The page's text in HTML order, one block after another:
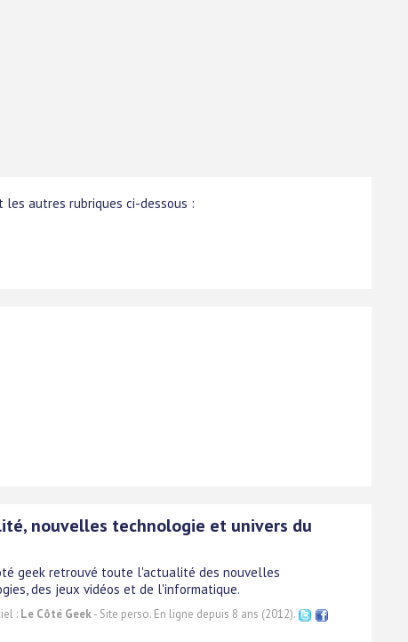
autres rubriques ci-dessous :
nouvelles technologie et univers du
geek retrouvé toute l'actualité des nouvelles
des jeux vidéos et de l'informatique.
: Le Côté Geek- Site perso. En ligne depuis 8 ans (2012).